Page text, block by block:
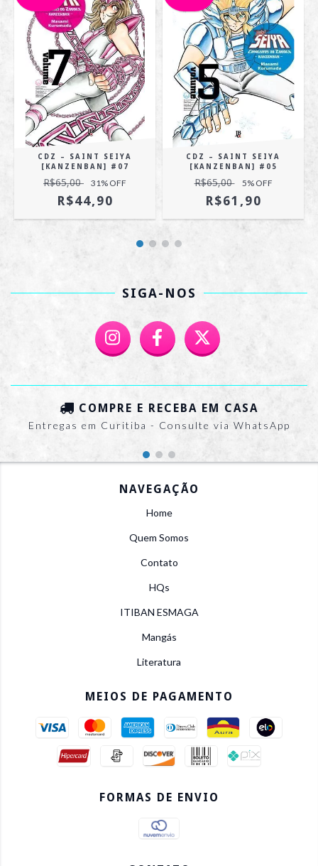
CDZ – SAINT SEIYA
[KANZENBAN] #07
R$65,00 31% OFF
R$44,90
CDZ – SAINT SEIYA
[KANZENBAN] #05
R$65,00 5% OFF
R$61,90
SIGA-NOS
COMPRE E RECEBA EM CASA
Entregas em Curitiba - Consulte via WhatsApp
NAVEGAÇÃO
Home
Quem Somos
Contato
HQs
ITIBAN ESMAGA
Mangás
Literatura
MEIOS DE PAGAMENTO
FORMAS DE ENVIO